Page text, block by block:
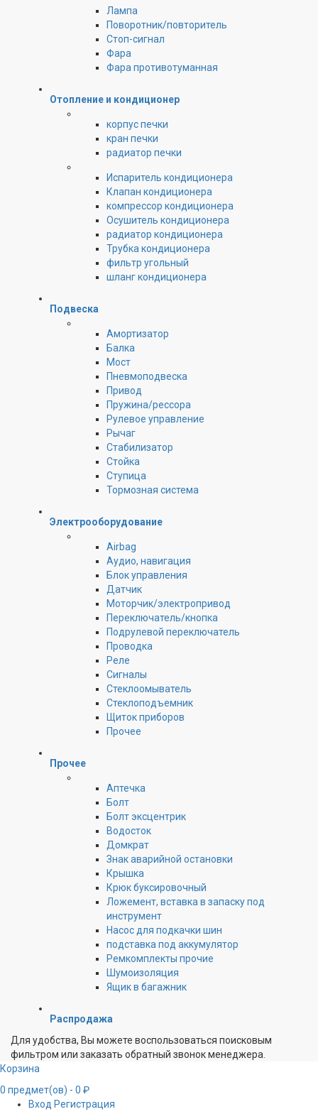
Лампа
Поворотник/повторитель
Стоп-сигнал
Фара
Фара противотуманная
Отопление и кондиционер
корпус печки
кран печки
радиатор печки
Испаритель кондиционера
Клапан кондиционера
компрессор кондиционера
Осушитель кондиционера
радиатор кондиционера
Трубка кондиционера
фильтр угольный
шланг кондиционера
Подвеска
Амортизатор
Балка
Мост
Пневмоподвеска
Привод
Пружина/рессора
Рулевое управление
Рычаг
Стабилизатор
Стойка
Ступица
Тормозная система
Электрооборудование
Airbag
Аудио, навигация
Блок управления
Датчик
Моторчик/электропривод
Переключатель/кнопка
Подрулевой переключатель
Проводка
Реле
Сигналы
Стеклоомыватель
Стеклоподъемник
Щиток приборов
Прочее
Прочее
Аптечка
Болт
Болт эксцентрик
Водосток
Домкрат
Знак аварийной остановки
Крышка
Крюк буксировочный
Ложемент, вставка в запаску под
инструмент
Насос для подкачки шин
подставка под аккумулятор
Ремкомплекты прочие
Шумоизоляция
Ящик в багажник
Распродажа
Для удобства, Вы можете воспользоваться поисковым
фильтром или заказать обратный звонок менеджера.
Корзина
0 предмет(ов) - 0 ₽
Вход Регистрация